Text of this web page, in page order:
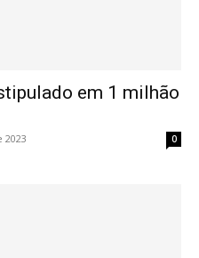
em 1 milhão
0